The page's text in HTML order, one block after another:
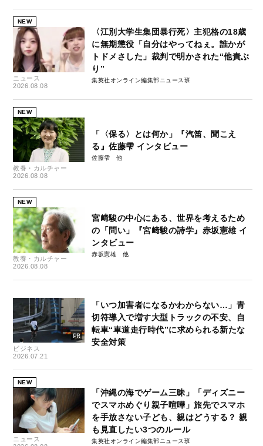
NEW
ニュース
2026.08.08
〈江別大学生集団暴行死〉主犯格の18歳
に無期懲役「自分はやってねぇ。誰かが
トドメさした」裁判で明かされた“他責ぶ
り”
集英社オンライン編集部ニュース班
NEW
教養・カルチャー
2026.08.08
「〈保る〉とは何か」『汽笛、聞こえ
る』佐藤雫 インタビュー
佐藤雫
NEW
教養・カルチャー
2026.08.08
宮﨑駿の中心にある、世界を考えるため
の「問い」『宮﨑駿の詩学』赤坂憲雄 イ
ンタビュー
赤坂憲雄
ビジネス
2026.07.21
「いつ加害者になるかわからない…」青
切符導入で増す大型トラックの不安、自
転車“車道走行時代”に求められる新たな
安全対策
NEW
ニュース
「沖縄の海でゲーム三昧」「ディズニー
でスマホめぐり親子喧嘩」旅先でスマホ
を手放さない子ども、親はどうする？ 親
も見直したい3つのルール
集英社オンライン編集部ニュース班